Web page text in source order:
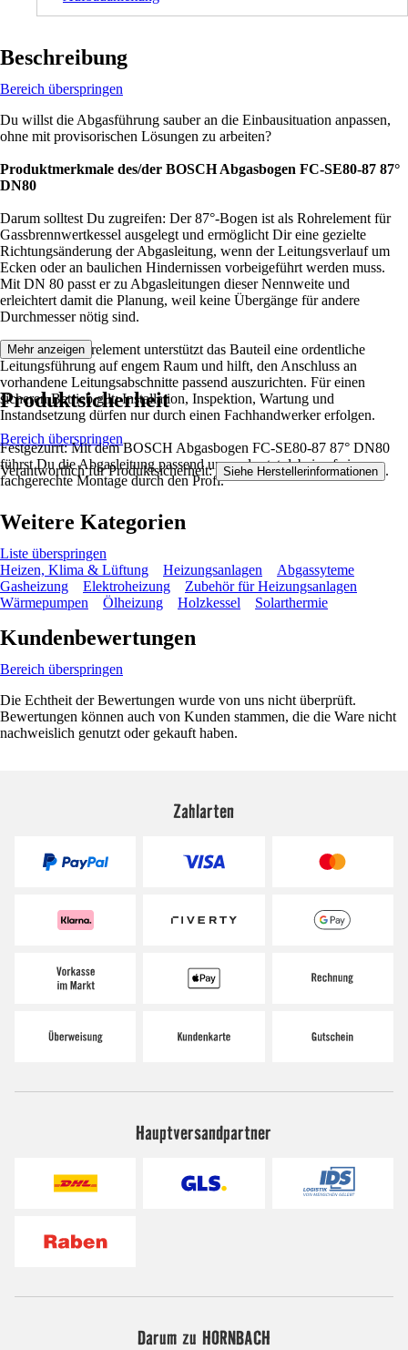
Beschreibung
Bereich überspringen
Du willst die Abgasführung sauber an die Einbausituation anpassen,
ohne mit provisorischen Lösungen zu arbeiten?
Produktmerkmale des/der BOSCH Abgasbogen FC-SE80-87 87°
DN80
Darum solltest Du zugreifen: Der 87°-Bogen ist als Rohrelement für
Gassbrennwertkessel ausgelegt und ermöglicht Dir eine gezielte
Richtungsänderung der Abgasleitung, wenn der Leitungsverlauf um
Ecken oder an baulichen Hindernissen vorbeigeführt werden muss.
Mit DN 80 passt er zu Abgasleitungen dieser Nennweite und
erleichtert damit die Planung, weil keine Übergänge für andere
Durchmesser nötig sind.
Als Bogen-Rohrelement unterstützt das Bauteil eine ordentliche
Leitungsführung auf engem Raum und hilft, den Anschluss an
vorhandene Leitungsabschnitte passend auszurichten. Für einen
sicheren Betrieb gilt: Installation, Inspektion, Wartung und
Instandsetzung dürfen nur durch einen Fachhandwerker erfolgen.
Festgezurrt: Mit dem BOSCH Abgasbogen FC-SE80-87 87° DN80
führst Du die Abgasleitung passend um und setzt dabei auf eine
fachgerechte Montage durch den Profi.
Mehr anzeigen
Produktsicherheit
Bereich überspringen
Verantwortlich für Produktsicherheit: Siehe Herstellerinformationen .
Weitere Kategorien
Liste überspringen
Heizen, Klima & Lüftung
Heizungsanlagen
Abgassyteme
Gasheizung
Elektroheizung
Zubehör für Heizungsanlagen
Wärmepumpen
Ölheizung Holzkessel Solarthermie
Kundenbewertungen
Bereich überspringen
Die Echtheit der Bewertungen wurde von uns nicht überprüft.
Bewertungen können auch von Kunden stammen, die die Ware nicht
nachweislich genutzt oder gekauft haben.
Zahlarten
Hauptversandpartner
Darum zu HORNBACH